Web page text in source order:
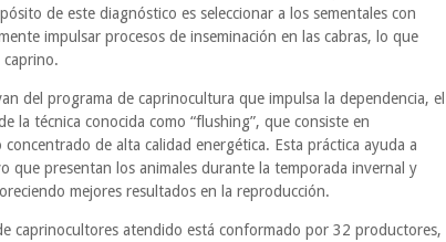
de este diagnóstico es seleccionar a los sementales con
impulsar procesos de inseminación en las cabras, lo que
del programa de caprinocultura que impulsa la dependencia, el
la técnica conocida como “flushing”, que consiste en
de alta calidad energética. Esta práctica ayuda a
que presentan los animales durante la temporada invernal y
mejores resultados en la reproducción.
caprinocultores atendido está conformado por 32 productores,